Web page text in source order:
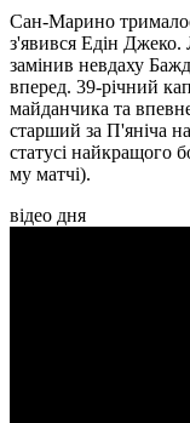
Сан-Марино
з'явився Едін
замінив невдаху
вперед. 39-річний
майданчика та
старший за П'яніча
статусі найкращого
му матчі).
відео дня